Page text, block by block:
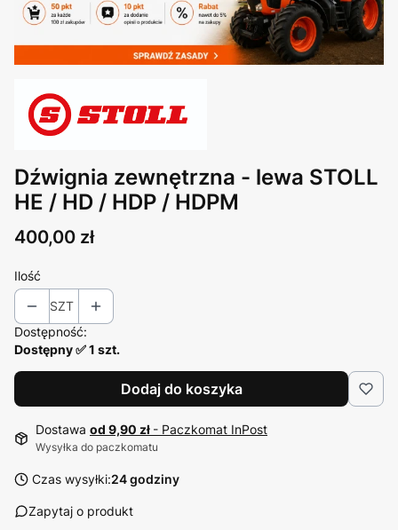
Dźwignia zewnętrzna - lewa STOLL
HE / HD / HDP / HDPM
Cena
400,00 zł
Ilość
SZT
Dostępność:
Dostępny ✅ 1 szt.
Dodaj do koszyka
Dostawa od 9,90 zł - Paczkomat InPost
Wysyłka do paczkomatu
Czas wysyłki:24 godziny
Zapytaj o produkt